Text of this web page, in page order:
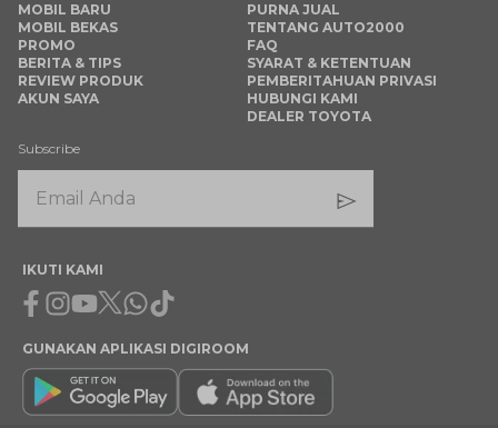
MOBIL BARU
MOBIL BEKAS
PROMO
BERITA & TIPS
REVIEW PRODUK
AKUN SAYA
PURNA JUAL
TENTANG AUTO2000
FAQ
SYARAT & KETENTUAN
PEMBERITAHUAN PRIVASI
HUBUNGI KAMI
DEALER TOYOTA
Subscribe
IKUTI KAMI
Facebook
Instagram
Youtube
X Whatsapp
Tiktok
GUNAKAN APLIKASI DIGIROOM